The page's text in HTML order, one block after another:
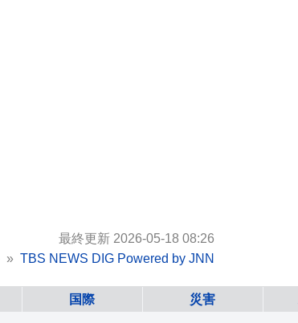
最終更新 2026-05-18 08:26
TBS NEWS DIG Powered by JNN
国際 災害